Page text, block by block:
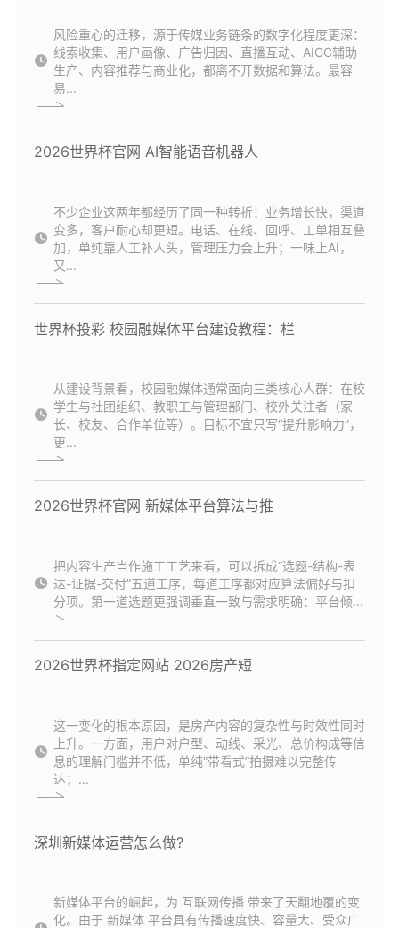
风险重心的迁移，源于传媒业务链条的数字化程度更深：
线索收集、用户画像、广告归因、直播互动、AIGC辅助
生产、内容推荐与商业化，都离不开数据和算法。最容
易...
2026世界杯官网 AI智能语音机器人
不少企业这两年都经历了同一种转折：业务增长快，渠道
变多，客户耐心却更短。电话、在线、回呼、工单相互叠
加，单纯靠人工补人头，管理压力会上升；一味上AI，
又...
世界杯投彩 校园融媒体平台建设教程：栏
从建设背景看，校园融媒体通常面向三类核心人群：在校
学生与社团组织、教职工与管理部门、校外关注者（家
长、校友、合作单位等）。目标不宜只写“提升影响力”，
更...
2026世界杯官网 新媒体平台算法与推
把内容生产当作施工工艺来看，可以拆成“选题-结构-表
达-证据-交付”五道工序，每道工序都对应算法偏好与扣
分项。第一道选题更强调垂直一致与需求明确：平台倾...
2026世界杯指定网站 2026房产短
这一变化的根本原因，是房产内容的复杂性与时效性同时
上升。一方面，用户对户型、动线、采光、总价构成等信
息的理解门槛并不低，单纯“带看式”拍摄难以完整传
达；...
深圳新媒体运营怎么做?
新媒体平台的崛起，为 互联网传播 带来了天翻地覆的变
化。由于 新媒体 平台具有传播速度快、容量大、受众广